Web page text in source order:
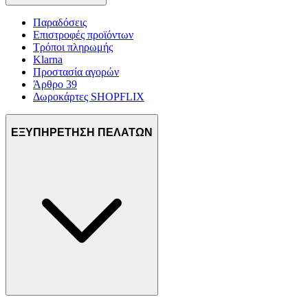
Παραδόσεις
Επιστροφές προϊόντων
Τρόποι πληρωμής
Klarna
Προστασία αγορών
Άρθρο 39
Δωροκάρτες SHOPFLIX
ΕΞΥΠΗΡΕΤΗΣΗ ΠΕΛΑΤΩΝ